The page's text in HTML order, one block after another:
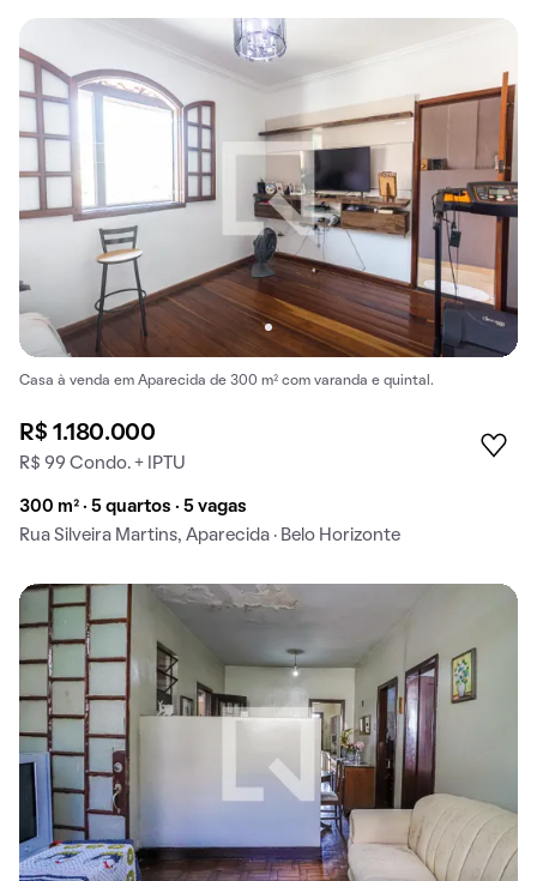
Casa à venda em Aparecida de 300 m² com varanda e quintal.
R$ 1.180.000
R$ 99 Condo. + IPTU
300 m² · 5 quartos · 5 vagas
Rua Silveira Martins, Aparecida · Belo Horizonte